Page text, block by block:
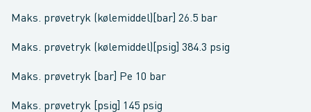
Maks. prøvetryk (kølemiddel)[bar] 26.5 bar
Maks. prøvetryk (kølemiddel)[psig] 384.3 psig
Maks. prøvetryk [bar] Pe 10 bar
Maks. prøvetryk [psig] 145 psig